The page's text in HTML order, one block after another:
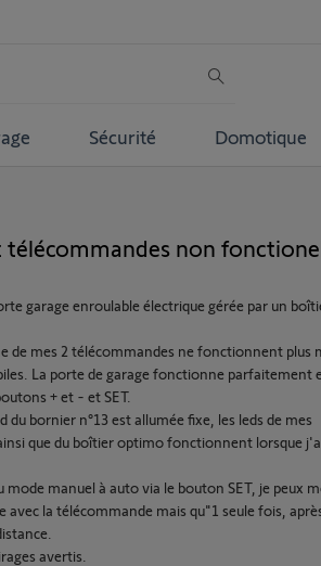
Sécurité Domotique
non
garage enroulable électrique gérée par un
de mes 2 télécommandes ne fonctionnent plus
La porte de garage fonctionne parfaitement
+ et - et SET.
du bornier n°13 est allumée fixe, les leds de mes
que du boîtier optimo fonctionnent lorsque
mode manuel à auto via le bouton SET, je peux
avec la télécommande mais qu"1 seule fois,
avertis.